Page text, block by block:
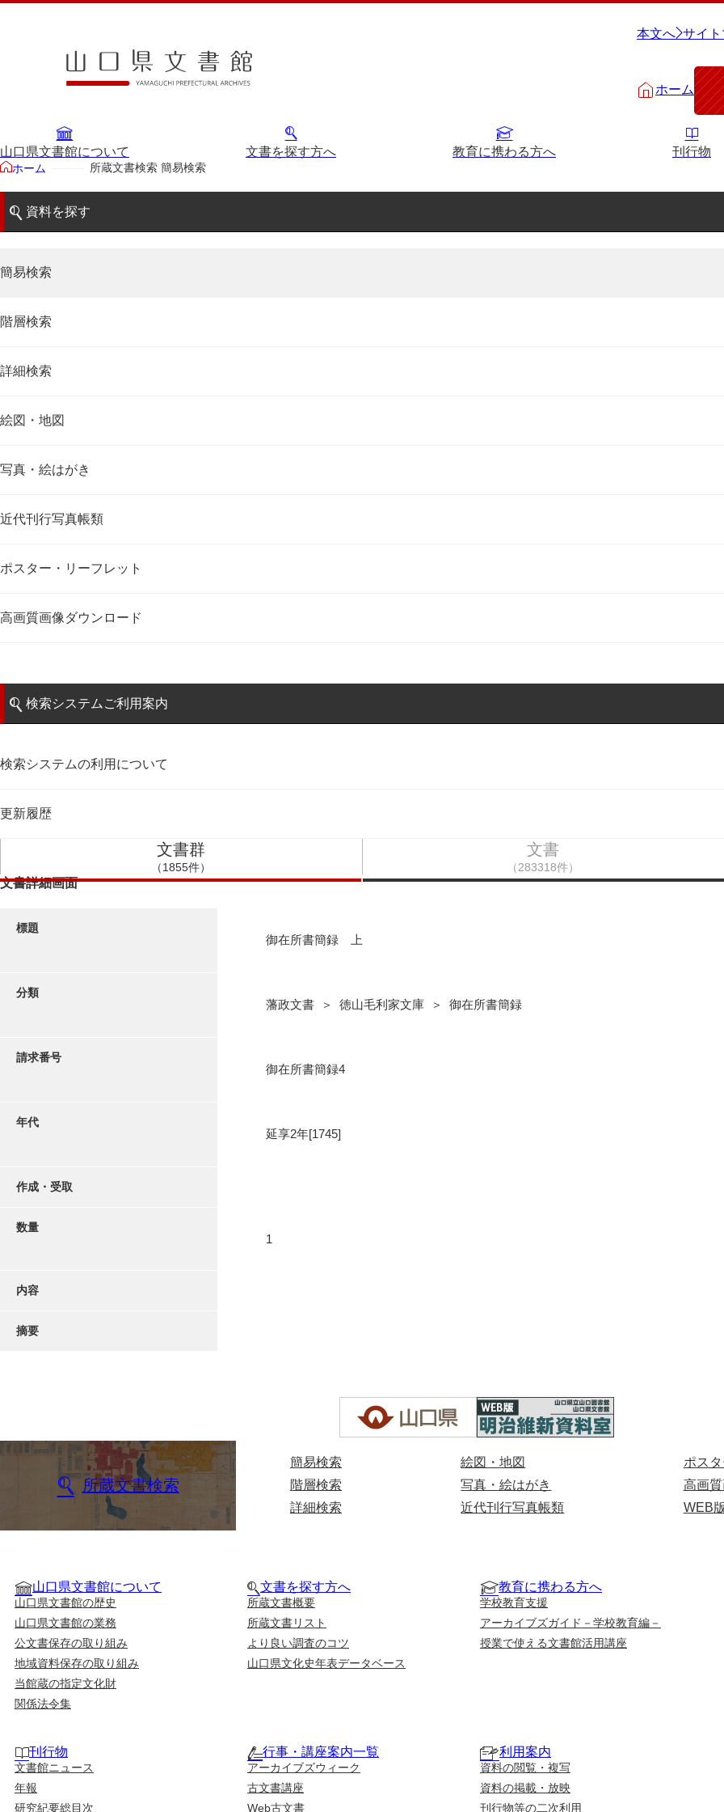
本文へ サイ
ホーム
山口県文書館について 文書を探す方へ 教育に携わる方へ 刊行物
ホーム 所蔵文書検索 簡易検索
資料を探す
簡易検索
階層検索
詳細検索
絵図・地図
写真・絵はがき
近代刊行写真帳類
ポスター・リーフレット
高画質画像ダウンロード
検索システムご利用案内
検索システムの利用について
更新履歴
文書群
（1855件）
文書
（283318件）
文書詳細画面
標題
御在所書簡録 上
分類
藩政文書 ＞ 徳山毛利家文庫 ＞ 御在所書簡録
請求番号
御在所書簡録4
年代
延享2年[1745]
作成・受取
数量
1
内容
摘要
所蔵文書検索
簡易検索
階層検索
詳細検索
絵図・地図
写真・絵はがき
近代刊行写真帳類
ポス
高画
WEB
山口県文書館について
山口県文書館の歴史
山口県文書館の業務
公文書保存の取り組み
地域資料保存の取り組み
当館蔵の指定文化財
関係法令集
文書を探す方へ
所蔵文書概要
所蔵文書リスト
より良い調査のコツ
山口県文化史年表データベース
教育に携わる方へ
学校教育支援
アーカイブズガイド－学校教育編－
授業で使える文書館活用講座
刊行物
文書館ニュース
年報
研究紀要総目次
行事・講座案内一覧
アーカイブズウィーク
古文書講座
Web古文書
利用案内
資料の閲覧・複写
資料の掲載・放映
刊行物等の二次利用